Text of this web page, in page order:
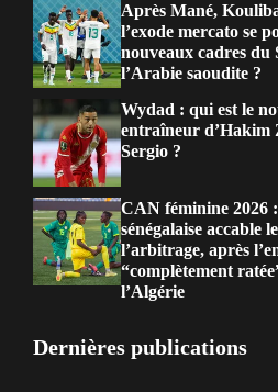
Après Mané,
l’exode mercato se
nouveaux cadres du
l’Arabie saoudite ?
Wydad : qui est le
entraîneur d’Hakim
Sergio ?
CAN féminine 2026
sénégalaise accable
l’arbitrage, après
“complètement
l’Algérie
Dernières publications